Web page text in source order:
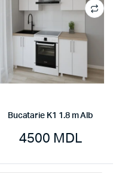
Bucatarie K1 1.8 m Alb
4500 MDL